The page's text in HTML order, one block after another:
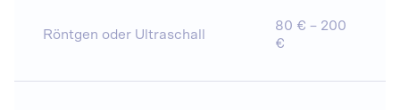
Röntgen oder Ultraschall
80 € – 200
€